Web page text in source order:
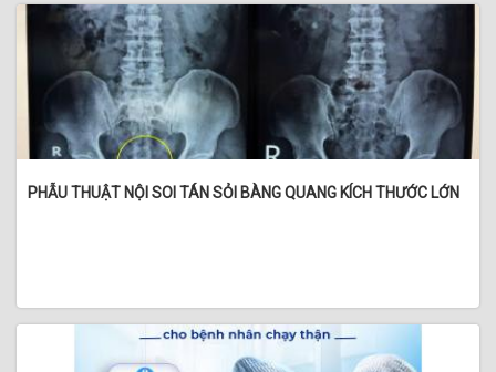
PHẪU THUẬT NỘI SOI TÁN SỎI BÀNG QUANG KÍCH THƯỚC LỚN